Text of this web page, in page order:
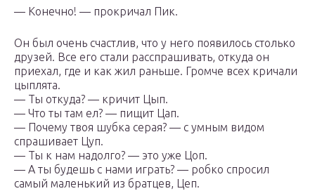
— Конечно! — прокричал Пик.
Он был очень счастлив, что у него появилось столько
друзей. Все его стали расспрашивать, откуда он
приехал, где и как жил раньше. Громче всех кричали
цыплята.
— Ты откуда? — кричит Цып.
— Что ты там ел? — пищит Цап.
— Почему твоя шубка серая? — с умным видом
спрашивает Цуп.
— Ты к нам надолго? — это уже Цоп.
— А ты будешь с нами играть? — робко спросил
самый маленький из братцев, Цеп.